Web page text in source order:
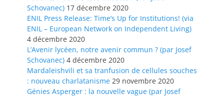
Schovanec) 17 décembre 2020
ENIL Press Release: Time’s Up for Institutions! (via
ENIL – European Network on Independent Living)
4 décembre 2020
L’Avenir lycéen, notre avenir commun ? (par Josef
Schovanec) 4 décembre 2020
Mardaleishvili et sa tranfusion de cellules souches
: nouveau charlatanisme 29 novembre 2020
Génies Asperger : la nouvelle vague (par Josef